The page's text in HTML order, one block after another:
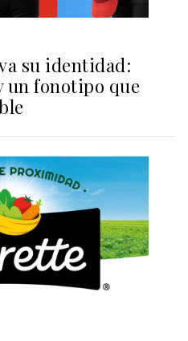
su identidad:
un fonotipo que